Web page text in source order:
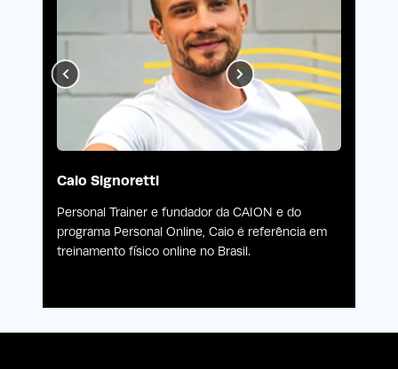
Caio Signoretti
Personal Trainer e fundador da CAION e do
programa Personal Online, Caio é referência em
treinamento físico online no Brasil.